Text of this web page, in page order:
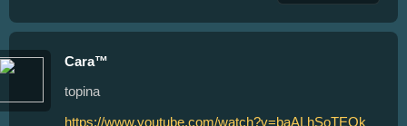
Cara™
topina
https://www.youtube.com/watch?v=baALhSoTEOk